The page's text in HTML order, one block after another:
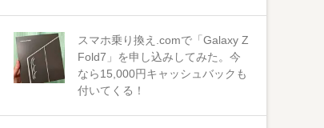
スマホ乗り換え.comで「Galaxy Z
Fold7」を申し込みしてみた。今
なら15,000円キャッシュバックも
付いてくる！